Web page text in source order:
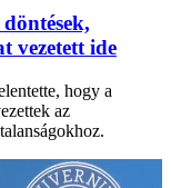
vezetett ide
hogy a
az